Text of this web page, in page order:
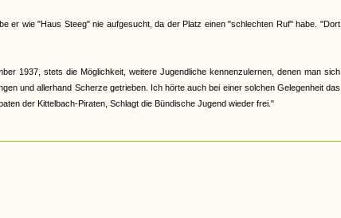
er wie "Haus Steeg" nie aufgesucht, da der Platz einen "schlechten Ruf" habe. "Dort
1937, stets die Möglichkeit, weitere Jugendliche kennenzulernen, denen man sich
und allerhand Scherze getrieben. Ich hörte auch bei einer solchen Gelegenheit das
der Kittelbach-Piraten, Schlagt die Bündische Jugend wieder frei."